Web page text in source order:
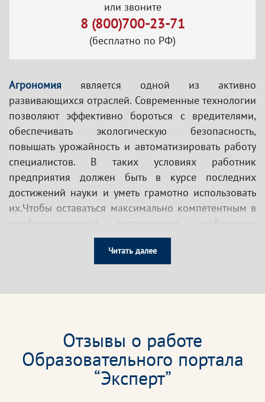
или звоните
8 (800)700-23-71
(бесплатно по РФ)
Агрономия является одной из активно
развивающихся отраслей. Современные технологии
позволяют эффективно бороться с вредителями,
обеспечивать экологическую безопасность,
повышать урожайность и автоматизировать работу
специалистов. В таких условиях работник
предприятия должен быть в курсе последних
достижений науки и уметь грамотно использовать
их.Чтобы оставаться максимально компетентным в
профессиональной деятельности, необходимо
регулярно совершенствоваться и проходить
дополнительное обучение. Образовательный
из любого региона России и получить документ без
отрыва от работы.
Кому необходимо проходить обучение?
Читать далее
Отзывы о работе
Образовательного портала
“Эксперт”